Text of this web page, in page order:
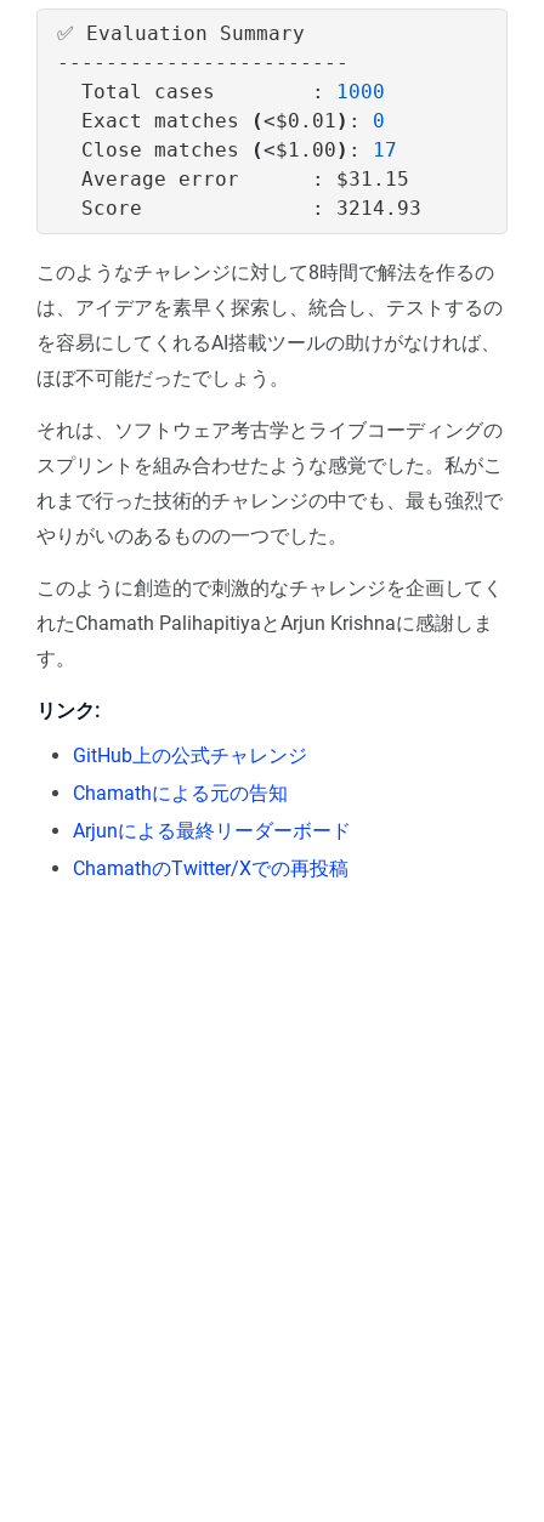
  Total cases        :
1000
  Exact matches
(<$0 .01 ) : 0
  Close matches
(<$1 .00) :
17
  Average error      :
$31
このようなチャレンジに対して8時間で解法を作るの
は、アイデアを素早く探索し、統合し、テストするの
を容易にしてくれるAI搭載ツールの助けがなければ、
ほぼ不可能だったでしょう。
それは、ソフトウェア考古学とライブコーディングの
スプリントを組み合わせたような感覚でした。私がこ
れまで行った技術的チャレンジの中でも、最も強烈で
やりがいのあるものの一つでした。
このように創造的で刺激的なチャレンジを企画してく
れたChamath PalihapitiyaとArjun Krishnaに感謝しま
す。
リンク:
GitHub上の公式チャレンジ
Chamathによる元の告知
Arjunによる最終リーダーボード
ChamathのTwitter/Xでの再投稿